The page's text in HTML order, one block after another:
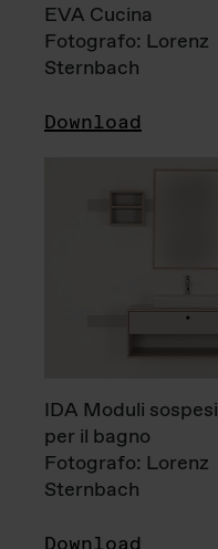
EVA Cucina
Fotografo: Lorenz
Sternbach
Download
IDA Moduli sospesi
per il bagno
Fotografo: Lorenz
Sternbach
Download